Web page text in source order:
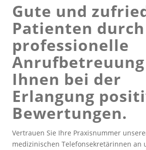
Gute und
Patienten
professionelle
Ihnen bei der
Erlangung
Bewertungen.
Vertrauen Sie Ihre Praxisnummer
medizinischen Telefonsekretärinnen an